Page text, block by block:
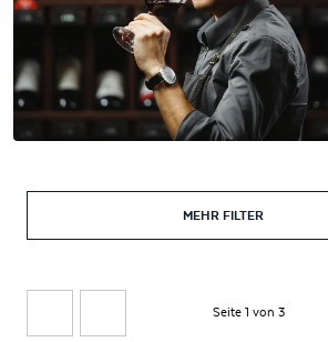
MEHR FILTER
Seite 1 von 3